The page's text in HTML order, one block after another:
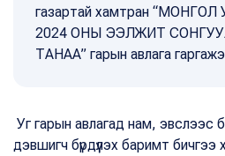
газартай хамтран
2024 ОНЫ ЭЭЛЖИТ
ТАНАА” гарын авлага
Уг гарын авлагад нам, эвслээс
дэвшигч бүрдүүлэх баримт